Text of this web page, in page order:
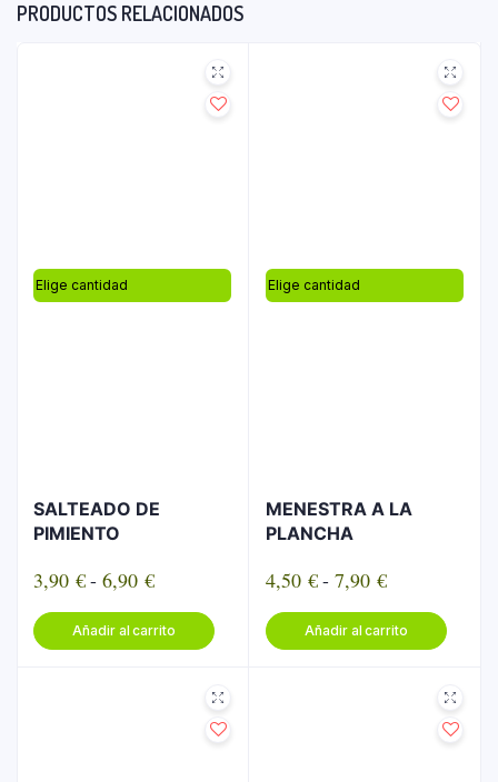
PRODUCTOS RELACIONADOS
SALTEADO DE
PIMIENTO
3,90 € - 6,90 €Rango
de
precios:
Añadir al carrito
Este
producto
múltiples
variantes.
MENESTRA A LA
PLANCHA
4,50 € - 7,90 €Rango
de
precios:
Añadir al carrito
Este